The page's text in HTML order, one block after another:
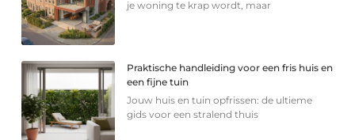
je woning te krap wordt, maar
Praktische handleiding voor een fris huis en
een fijne tuin
Jouw huis en tuin opfrissen: de ultieme
gids voor een stralend thuis